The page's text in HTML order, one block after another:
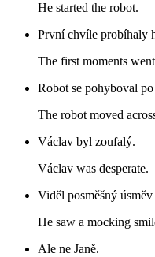
He started the robot.
První chvíle probíhaly
The first moments
Robot se pohyboval
The robot moved
Václav byl zoufalý.
Václav was desperate.
Viděl posměšný
He saw a mocking
Ale ne Janě.